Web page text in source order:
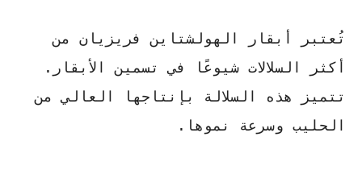
تُعتبر أبقار الهولشتاين فريزيان من
أكثر السلالات شيوعًا في
تسمين الأبقار .
تتميز هذه السلالة بإنتاجها العالي من
الحليب وسرعة نموها.